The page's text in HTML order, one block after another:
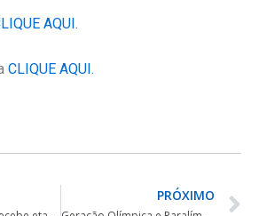
AQUI.
CLIQUE AQUI.
PRÓXIMO